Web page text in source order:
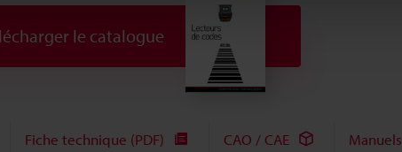
le catalogue
Fiche technique (PDF) CAO / CAE Manuels